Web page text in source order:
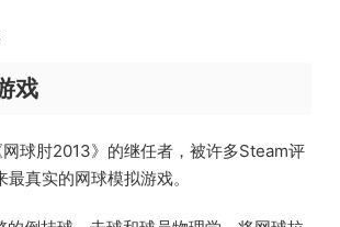
戏
网球肘2013》的继任者，被许多Steam评
真实的网球模拟游戏。